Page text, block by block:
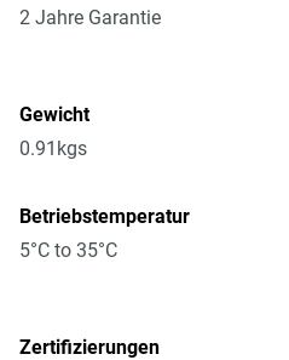
2 Jahre Garantie
Gewicht
0.91kgs
Betriebstemperatur
5°C to 35°C
Zertifizierungen